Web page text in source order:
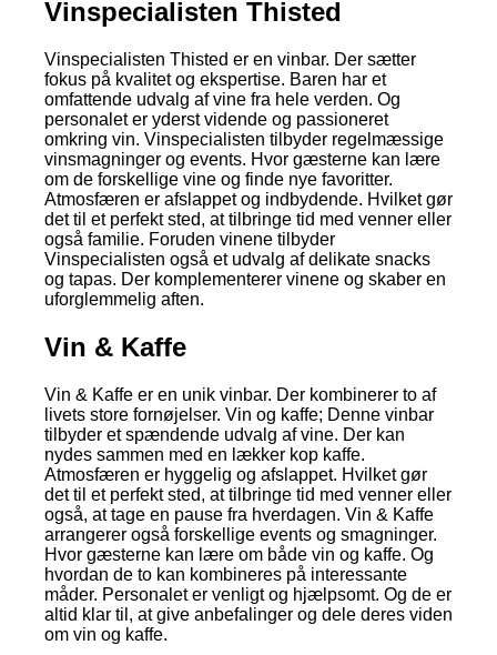
Vinspecialisten Thisted
Vinspecialisten Thisted er en vinbar. Der sætter
fokus på kvalitet og ekspertise. Baren har et
omfattende udvalg af vine fra hele verden. Og
personalet er yderst vidende og passioneret
omkring vin. Vinspecialisten tilbyder regelmæssige
vinsmagninger og events. Hvor gæsterne kan lære
om de forskellige vine og finde nye favoritter.
Atmosfæren er afslappet og indbydende. Hvilket gør
det til et perfekt sted, at tilbringe tid med venner eller
også familie. Foruden vinene tilbyder
Vinspecialisten også et udvalg af delikate snacks
og tapas. Der komplementerer vinene og skaber en
uforglemmelig aften.
Vin & Kaffe
Vin & Kaffe er en unik vinbar. Der kombinerer to af
livets store fornøjelser. Vin og kaffe; Denne vinbar
tilbyder et spændende udvalg af vine. Der kan
nydes sammen med en lækker kop kaffe.
Atmosfæren er hyggelig og afslappet. Hvilket gør
det til et perfekt sted, at tilbringe tid med venner eller
også, at tage en pause fra hverdagen. Vin & Kaffe
arrangerer også forskellige events og smagninger.
Hvor gæsterne kan lære om både vin og kaffe. Og
hvordan de to kan kombineres på interessante
måder. Personalet er venligt og hjælpsomt. Og de er
altid klar til, at give anbefalinger og dele deres viden
om vin og kaffe.